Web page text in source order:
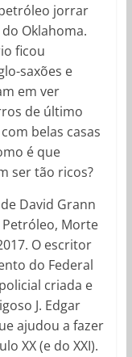
jorrar
Oklahoma.
ficou
saxões e
em ver
de último
belas casas
é que
ser tão ricos?
David Grann
Petróleo, Morte
O escritor
do Federal
criada e
J. Edgar
ajudou a fazer
XX (e do XXI).